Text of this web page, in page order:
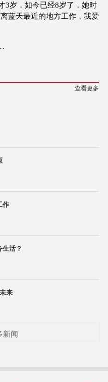
3岁，如今已经8岁了，她时
蓝天最近的地方工作，我爱
查看更多
作
活？
来
新闻